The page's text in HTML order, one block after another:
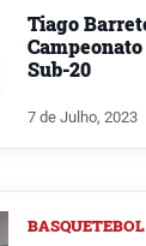
Tiago
Sub-20
7 de Julho, 2023
BASQUETEBOL